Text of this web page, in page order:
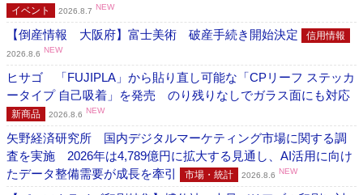
イベント 2026.8.7 NEW
【倒産情報 大阪府】富士美術 破産手続き開始決定 信用情報
2026.8.6 NEW
ヒサゴ 「FUJIPLA」から貼り直し可能な「CPリーフ ステッカ
ータイプ 自己吸着」を発売 のり残りなしでガラス面にも対応
新商品 2026.8.6 NEW
矢野経済研究所 国内デジタルマーケティング市場に関する調
査を実施 2026年は4,789億円に拡大する見通し、AI活用に向け
たデータ整備需要が成長を牽引
市場・統計 2026.8.6 NEW